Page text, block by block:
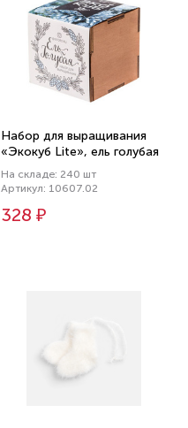
Набор для выращивания
«Экокуб Lite», ель голубая
На складе: 240 шт
Артикул: 10607.02
328 ₽